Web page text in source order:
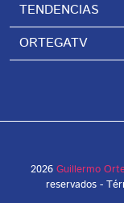
TENDENCIAS
ORTEGATV
2026 Guillermo
reservados -